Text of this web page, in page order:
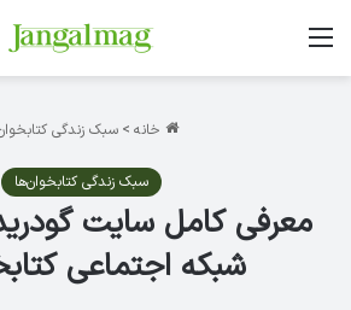
منو
خانه > سبک زندگی
سبک زندگی کتابخوان‌ها
معرفی کامل سایت
شبکه اجتماعی